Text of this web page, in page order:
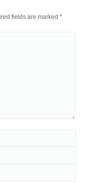
fields are marked *